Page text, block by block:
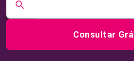
Consultar